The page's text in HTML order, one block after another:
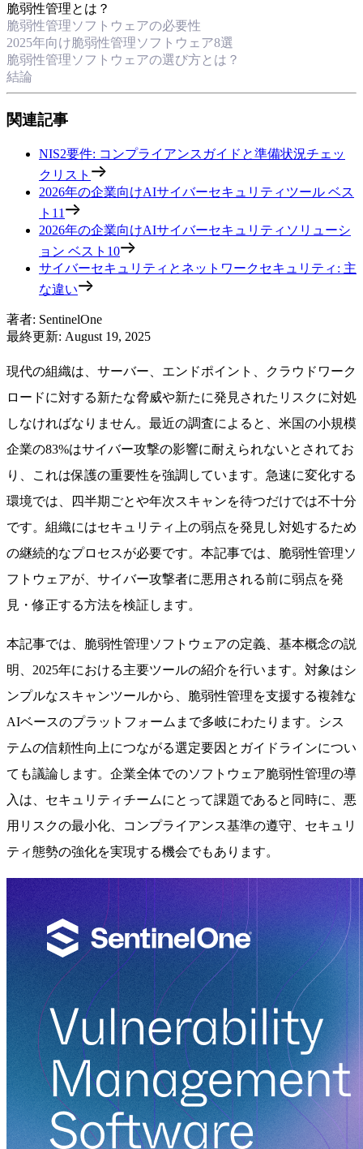
脆弱性管理とは？
脆弱性管理ソフトウェアの必要性
2025年向け脆弱性管理ソフトウェア8選
脆弱性管理ソフトウェアの選び方とは？
結論
関連記事
NIS2要件: コンプライアンスガイドと準備状況チェッ
クリスト
2026年の企業向けAIサイバーセキュリティツール ベス
ト11
2026年の企業向けAIサイバーセキュリティソリューシ
ョン ベスト10
サイバーセキュリティとネットワークセキュリティ: 主
な違い
著者: SentinelOne
最終更新: August 19, 2025
現代の組織は、サーバー、エンドポイント、クラウドワーク
ロードに対する新たな脅威や新たに発見されたリスクに対処
しなければなりません。最近の調査によると、米国の小規模
企業の83%はサイバー攻撃の影響に耐えられないとされてお
り、これは保護の重要性を強調しています。急速に変化する
環境では、四半期ごとや年次スキャンを待つだけでは不十分
です。組織にはセキュリティ上の弱点を発見し対処するため
の継続的なプロセスが必要です。本記事では、脆弱性管理ソ
フトウェアが、サイバー攻撃者に悪用される前に弱点を発
見・修正する方法を検証します。
本記事では、脆弱性管理ソフトウェアの定義、基本概念の説
明、2025年における主要ツールの紹介を行います。対象はシ
ンプルなスキャンツールから、脆弱性管理を支援する複雑な
AIベースのプラットフォームまで多岐にわたります。シス
テムの信頼性向上につながる選定要因とガイドラインについ
ても議論します。企業全体でのソフトウェア脆弱性管理の導
入は、セキュリティチームにとって課題であると同時に、悪
用リスクの最小化、コンプライアンス基準の遵守、セキュリ
ティ態勢の強化を実現する機会でもあります。